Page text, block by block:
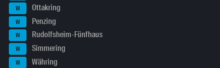
W Ottakring
W Penzing
W Rudolfsheim-Fünfhaus
W Simmering
W Währing